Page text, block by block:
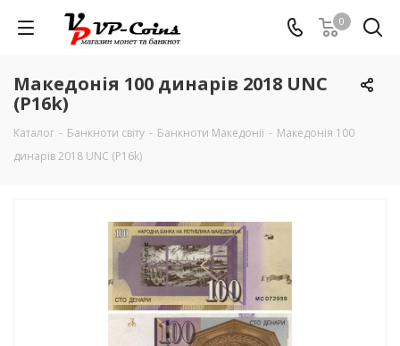
0
Македонія 100 динарів 2018 UNC
(P16k)
Каталог - Банкноти світу - Банкноти Македонії - Македонія 100
динарів 2018 UNC (P16k)